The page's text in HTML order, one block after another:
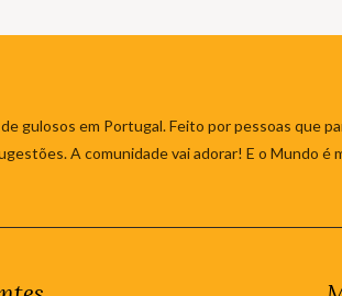
gulosos em Portugal. Feito por pessoas que
A comunidade vai adorar! E o Mundo é